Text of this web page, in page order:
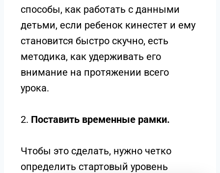
способы, как работать с данными
детьми, если ребенок кинестет и ему
становится быстро скучно, есть
методика, как удерживать его
внимание на протяжении всего
урока.
2. Поставить временные рамки.
Чтобы это сделать, нужно четко
определить стартовый уровень